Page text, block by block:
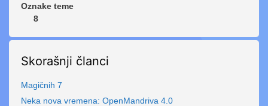
Oznake teme
8
Skorašnji članci
Magičnih 7
Neka nova vremena: OpenMandriva 4.0